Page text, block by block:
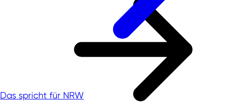
Das spricht für NRW